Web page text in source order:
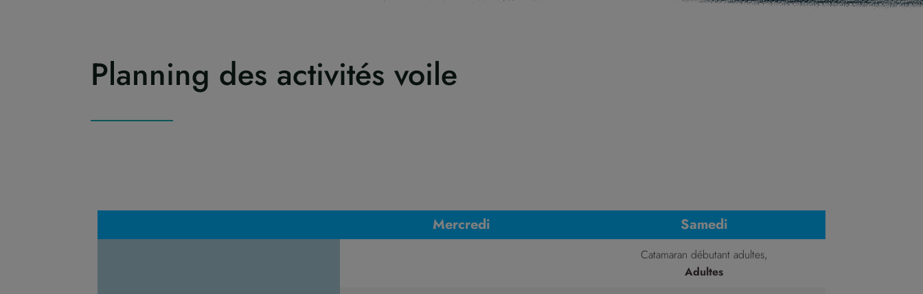
Planning des activités voile
Mercredi Samedi
Catamaran débutant adultes,
Adultes